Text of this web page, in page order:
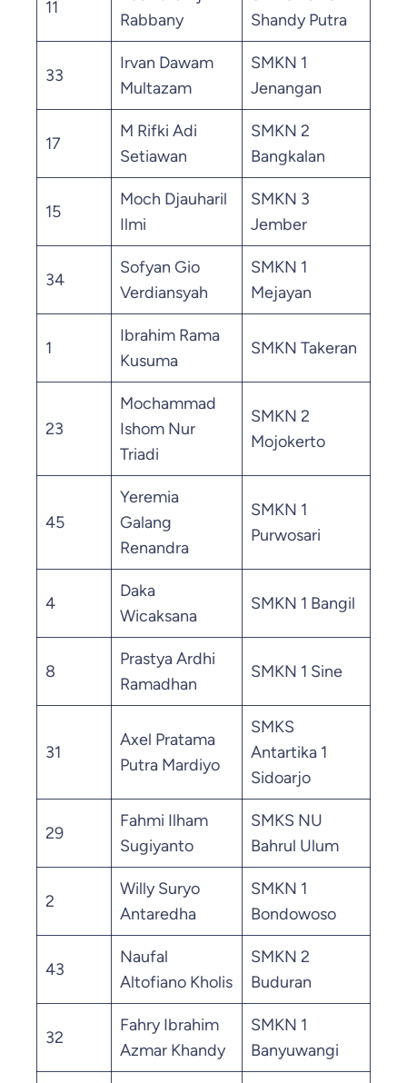
11
Rabbany
Shandy Putra
33
Irvan Dawam
Multazam
SMKN 1
Jenangan
17
M Rifki Adi
Setiawan
SMKN 2
Bangkalan
15
Moch Djauharil
Ilmi
SMKN 3
Jember
34
Sofyan Gio
Verdiansyah
SMKN 1
Mejayan
1
Ibrahim Rama
Kusuma
SMKN Takeran
23
Mochammad
Ishom Nur
Triadi
SMKN 2
Mojokerto
45
Yeremia
Galang
Renandra
SMKN 1
Purwosari
4
Daka
Wicaksana
SMKN 1 Bangil
8
Prastya Ardhi
Ramadhan
SMKN 1 Sine
31
Axel Pratama
Putra Mardiyo
SMKS
Antartika 1
Sidoarjo
29
Fahmi Ilham
Sugiyanto
SMKS NU
Bahrul Ulum
2
Willy Suryo
Antaredha
SMKN 1
Bondowoso
43
Naufal
Altofiano Kholis
SMKN 2
Buduran
32
Fahry Ibrahim
Azmar Khandy
SMKN 1
Banyuwangi